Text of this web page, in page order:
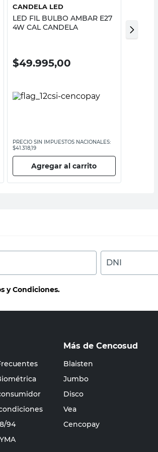
CANDELA LED
LED FIL BULBO AMBAR E27
4W CAL CANDELA
$49.995,00
PRECIO SIN IMPUESTOS NACIONALES:
$41.318,19
Agregar al carrito
Bulbo
DNI
y Condiciones.
94
Más de Cencosud
Blaisten
Jumbo
Disco
Vea
Cencopay